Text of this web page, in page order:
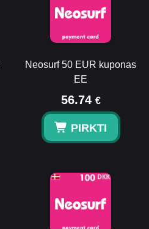
Neosurf 50 EUR kuponas
EE
56.74 €
PIRKTI